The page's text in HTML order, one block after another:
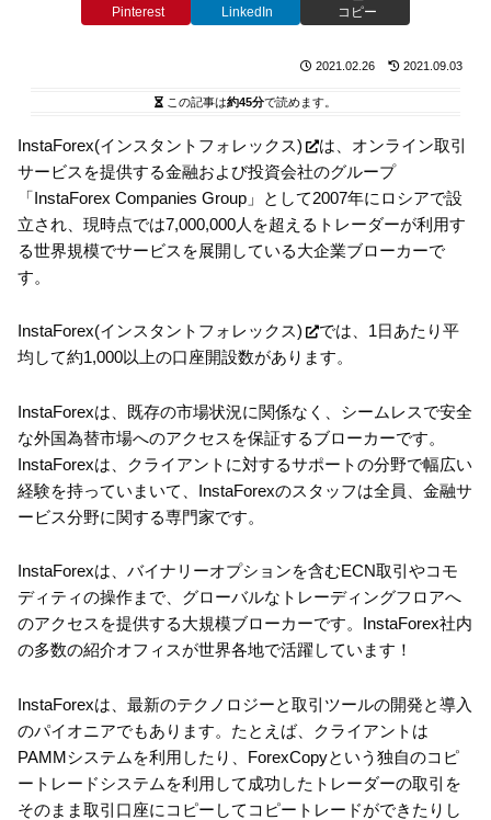
Pinterest LinkedIn コピー
2021.02.26 2021.09.03
この記事は約45分で読めます。
InstaForex(インスタントフォレックス)
は、オンライン取引
サービスを提供する金融および投資会社のグループ
「InstaForex Companies Group」として2007年にロシアで設
立され、現時点では7,000,000人を超えるトレーダーが利用す
る世界規模でサービスを展開している大企業ブローカーで
す。
InstaForex(インスタントフォレックス)
では、1日あたり平
均して約1,000以上の口座開設数があります。
InstaForexは、既存の市場状況に関係なく、シームレスで安全
な外国為替市場へのアクセスを保証するブローカーです。
InstaForexは、クライアントに対するサポートの分野で幅広い
経験を持っていまいて、InstaForexのスタッフは全員、金融サ
ービス分野に関する専門家です。
InstaForexは、バイナリーオプションを含むECN取引やコモ
ディティの操作まで、グローバルなトレーディングフロアへ
のアクセスを提供する大規模ブローカーです。InstaForex社内
の多数の紹介オフィスが世界各地で活躍しています！
InstaForexは、最新のテクノロジーと取引ツールの開発と導入
のパイオニアでもあります。たとえば、クライアントは
PAMMシステムを利用したり、ForexCopyという独自のコピ
ートレードシステムを利用して成功したトレーダーの取引を
そのまま取引口座にコピーしてコピートレードができたりし